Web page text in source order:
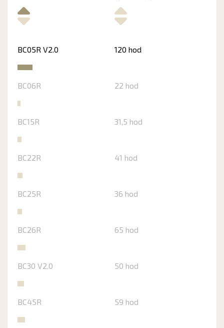
BC05R V2.0 120 hod
BC06R 22 hod
BC15R 31,5 hod
BC22R 41 hod
BC25R 36 hod
BC26R 65 hod
BC30 V2.0 50 hod
BC45R 59 hod